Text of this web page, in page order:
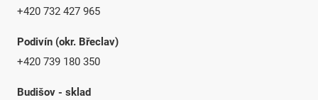
+420 732 427 965
Podivín (okr. Břeclav)
+420 739 180 350
Budišov - sklad